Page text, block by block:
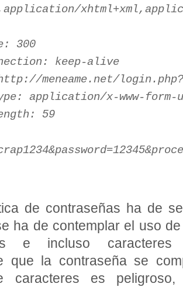
300
keep-alive
meneame.net/
application/x-www-form-
59
de contraseñas ha de
ha de contemplar el uso
e incluso caracteres
que la contraseña se
caracteres es